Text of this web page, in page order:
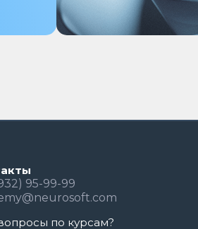
95-99-99
по курсам?